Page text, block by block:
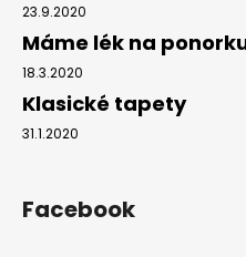
23.9.2020
Máme lék na
18.3.2020
Klasické tapety
31.1.2020
Facebook